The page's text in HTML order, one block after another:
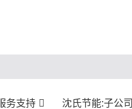
务支持 沈氏节能:子公司